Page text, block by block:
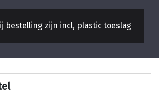
bestelling zijn incl, plastic toeslag